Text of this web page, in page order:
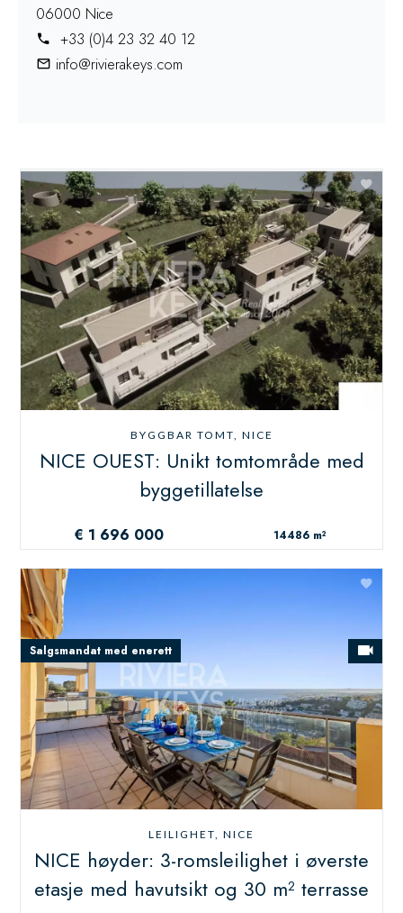
06000 Nice
+33 (0)4 23 32 40 12
info@rivierakeys.com
BYGGBAR TOMT, NICE
NICE OUEST: Unikt tomtområde med
byggetillatelse
€ 1 696 000 14486 m²
LEILIGHET, NICE
NICE høyder: 3-romsleilighet i øverste
etasje med havutsikt og 30 m² terrasse
Salgsmandat med enerett